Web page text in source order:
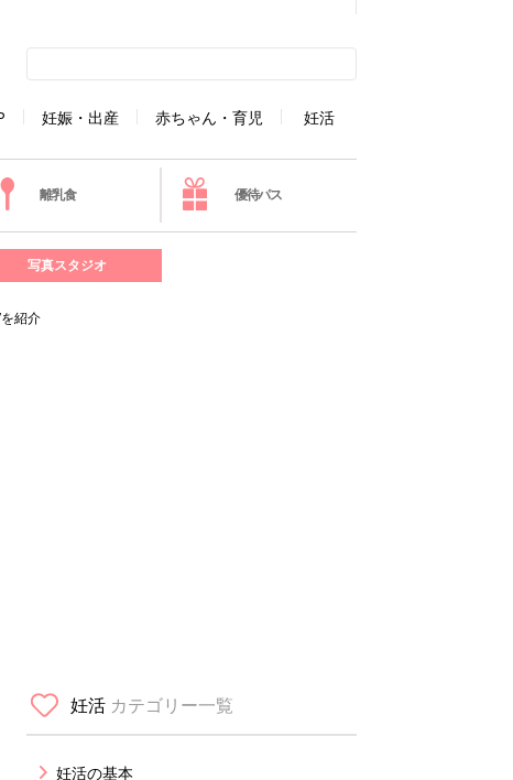
妊娠・出産 赤ちゃん・育児 妊活
離乳食 優待パス
写真スタジオ
紹介
妊活 カテゴリー一覧
妊活の基本